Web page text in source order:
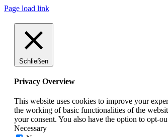
Page load link
Schließen
Privacy Overview
This website uses cookies to improve your
the working of basic functionalities of the
your consent. You also have the option to opt-
Necessary